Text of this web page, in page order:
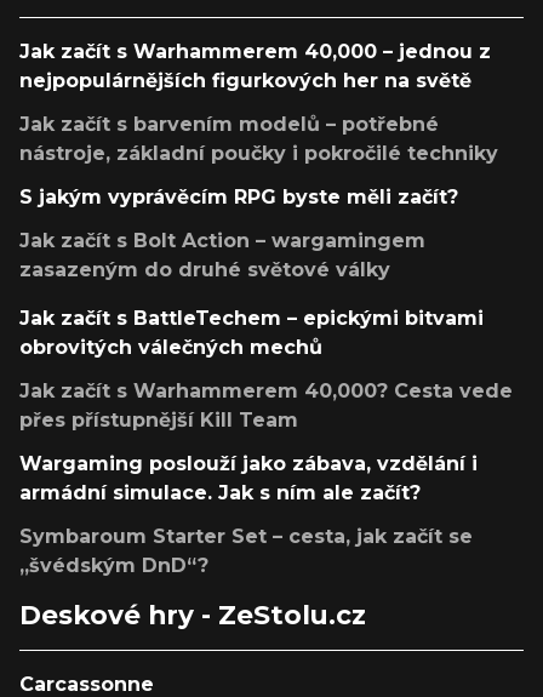
Jak začít s Warhammerem 40,000 – jednou z
nejpopulárnějších figurkových her na světě
Jak začít s barvením modelů – potřebné
nástroje, základní poučky i pokročilé techniky
S jakým vyprávěcím RPG byste měli začít?
Jak začít s Bolt Action – wargamingem
zasazeným do druhé světové války
Jak začít s BattleTechem – epickými bitvami
obrovitých válečných mechů
Jak začít s Warhammerem 40,000? Cesta vede
přes přístupnější Kill Team
Wargaming poslouží jako zábava, vzdělání i
armádní simulace. Jak s ním ale začít?
Symbaroum Starter Set – cesta, jak začít se
„švédským DnD“?
Deskové hry - ZeStolu.cz
Carcassonne